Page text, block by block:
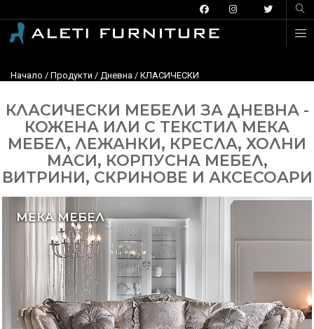
Начало / Продукти / Дневна / КЛАСИЧЕСКИ
КЛАСИЧЕСКИ МЕБЕЛИ ЗА ДНЕВНА -
КОЖЕНА ИЛИ С ТЕКСТИЛ МЕКА
МЕБЕЛ, ЛЕЖАНКИ, КРЕСЛА, ХОЛНИ
МАСИ, КОРПУСНА МЕБЕЛ,
ВИТРИНИ, СКРИНОВЕ И АКСЕСОАРИ
МЕКА МЕБЕЛ